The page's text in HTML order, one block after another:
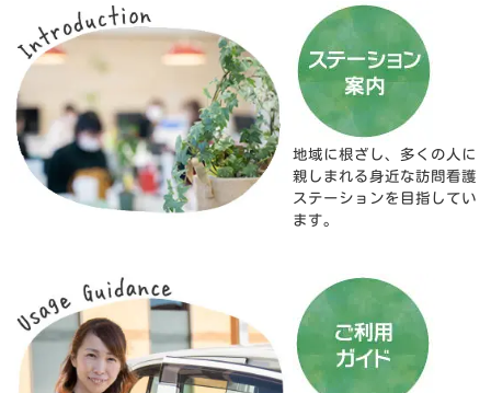
地域に根ざし、多くの人に
親しまれる身近な訪問看護
ステーションを目指してい
ます。